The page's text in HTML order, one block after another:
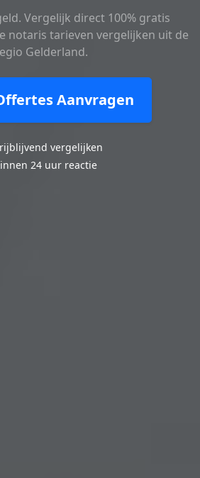
Vergelijk direct 100% gratis
notaris tarieven vergelijken uit de
Gelderland.
Aanvragen
vergelijken
24 uur reactie